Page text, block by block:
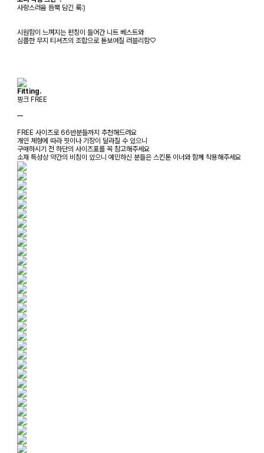
사랑스러움 듬뿍 담긴 룩:)
시원함이 느껴지는 펀칭이 들어간 니트 베스트와
심플한 무지 티셔츠의 조합으로 돋보여질 러블리함♡
Fitting.
핑크 FREE
ㅡ
FREE 사이즈로 66반분들까지 추천해드려요
개인 체형에 따라 핏이나 기장이 달라질 수 있으니
구매하시기 전 하단의 사이즈표를 꼭 참고해주세요
소재 특성상 약간의 비침이 있으니 예민하신 분들은 스킨톤 이너와 함께 착용해주세요